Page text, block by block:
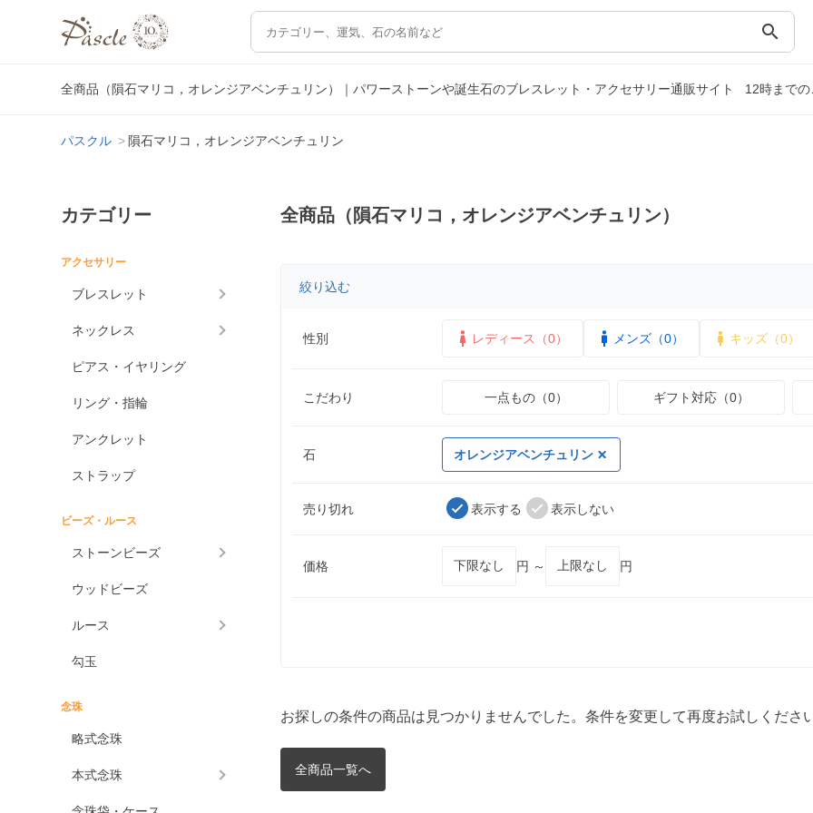
search
全商品（隕石マリコ，オレンジアベンチュリン）｜パワーストーンや誕生石のブレスレット・アクセサリー通販サイト 12時まで
パスクル 隕石マリコ，オレンジアベンチュリン
カテゴリー
アクセサリー
ブレスレット
ネックレス
ピアス・イヤリング
リング・指輪
アンクレット
ストラップ
ビーズ・ルース
ストーンビーズ
ウッドビーズ
ルース
勾玉
念珠
略式念珠
本式念珠
全商品（隕石マリコ，オレンジアベンチュリン）
絞り込む
性別 レディース（0） メンズ（0） キッズ（0）
こだわり 一点もの（0） ギフト対応（0）
石 オレンジアベンチュリン
売り切れ 表示する 表示しない
価格 円 ～ 円
お探しの条件の商品は見つかりませんでした。条件を変更して再度お試しください
全商品一覧へ